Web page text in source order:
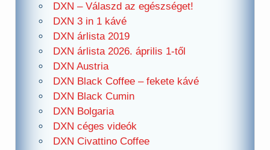
DXN – Válaszd az egészséget!
DXN 3 in 1 kávé
DXN árlista 2019
DXN árlista 2026. április 1-től
DXN Austria
DXN Black Coffee – fekete kávé
DXN Black Cumin
DXN Bolgaria
DXN céges videók
DXN Civattino Coffee